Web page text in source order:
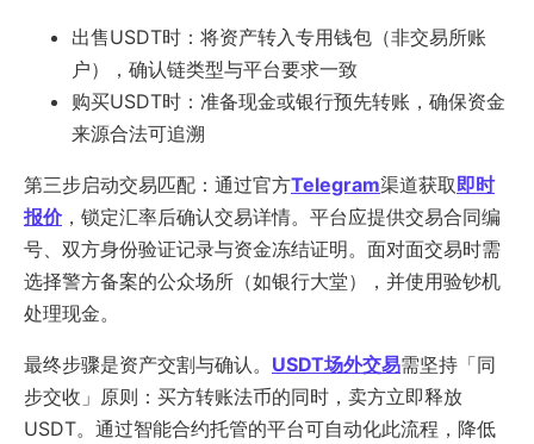
出售USDT时：将资产转入专用钱包（非交易所账
户），确认链类型与平台要求一致
购买USDT时：准备现金或银行预先转账，确保资金
来源合法可追溯
第三步启动交易匹配：通过官方Telegram渠道获取即时
报价，锁定汇率后确认交易详情。平台应提供交易合同编
号、双方身份验证记录与资金冻结证明。面对面交易时需
选择警方备案的公众场所（如银行大堂），并使用验钞机
处理现金。
最终步骤是资产交割与确认。 USDT场外交易需坚持「同
步交收」原则：买方转账法币的同时，卖方立即释放
USDT。通过智能合约托管的平台可自动化此流程，降低